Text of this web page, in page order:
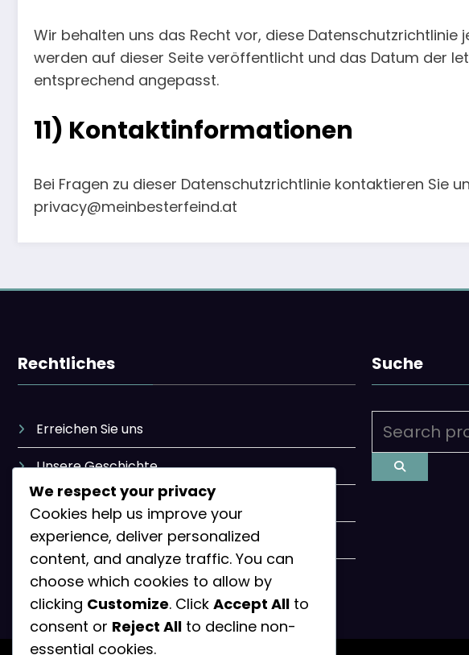
Wir behalten uns das Recht vor, diese Datenschutzrichtlinie
werden auf dieser Seite veröffentlicht und das Datum der
entsprechend angepasst.
11) Kontaktinformationen
Bei Fragen zu dieser Datenschutzrichtlinie kontaktieren Sie
privacy@meinbesterfeind.at
Rechtliches
Erreichen Sie uns
Unsere Geschichte
Datenschutzbestimmungen
Allgemeine Geschäftsbedingungen
Cookie-Einstellungen
Suche
We respect your privacy
Cookies help us improve your
experience, deliver personalized
content, and analyze traffic. You can
choose which cookies to allow by
clicking Customize. Click Accept All to
consent or Reject All to decline non-
essential cookies.